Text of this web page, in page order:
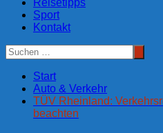
Reisetipps
Sport
Kontakt
Start
Auto & Verkehr
TÜV Rheinland:
beachten